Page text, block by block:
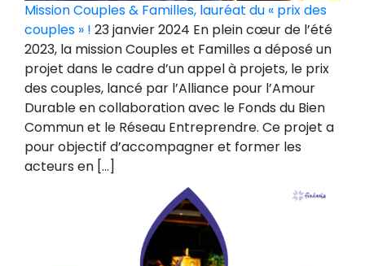
Mission Couples & Familles, lauréat du « prix des
couples » ! 23 janvier 2024 En plein cœur de l’été
2023, la mission Couples et Familles a déposé un
projet dans le cadre d’un appel à projets, le prix
des couples, lancé par l’Alliance pour l’Amour
Durable en collaboration avec le Fonds du Bien
Commun et le Réseau Entreprendre. Ce projet a
pour objectif d’accompagner et former les
acteurs en […]